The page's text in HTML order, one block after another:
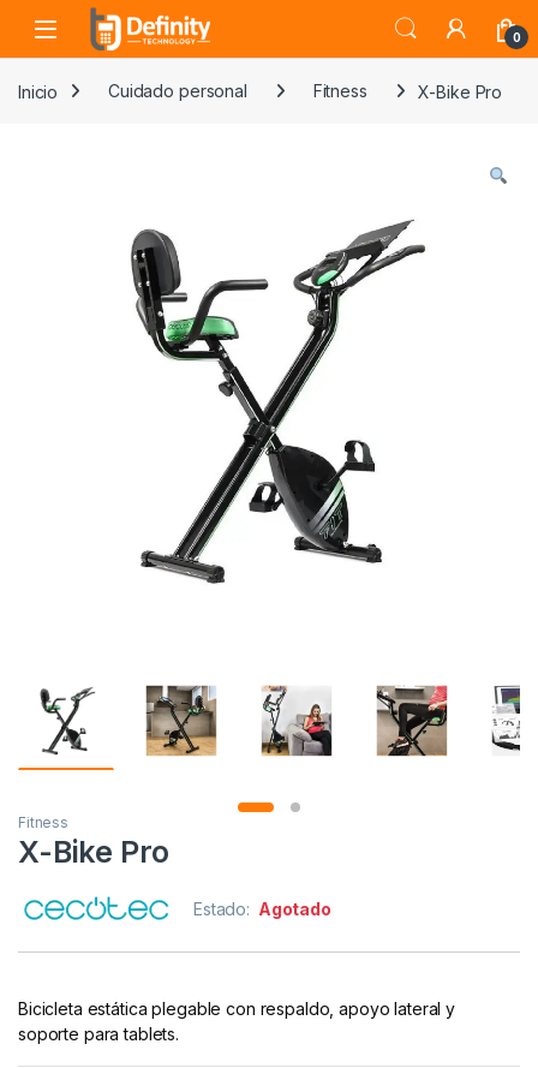
Skip to navigation
Skip to content
Open 0
Inicio Cuidado personal Fitness X-Bike Pro
Fitness
X-Bike Pro
Estado: Agotado
Bicicleta estática plegable con respaldo, apoyo lateral y
soporte para tablets.